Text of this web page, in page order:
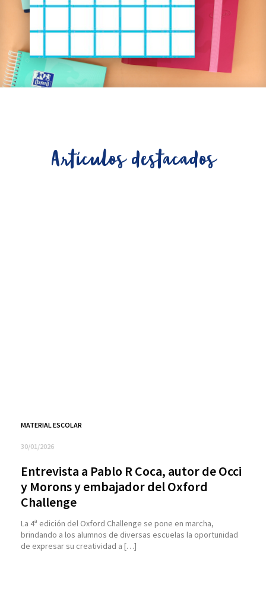
Artículos destacados
MATERIAL ESCOLAR
30/01/2026
Entrevista a Pablo R Coca, autor de Occi
y Morons y embajador del Oxford
Challenge
La 4ª edición del Oxford Challenge se pone en marcha,
brindando a los alumnos de diversas escuelas la oportunidad
de expresar su creatividad a […]